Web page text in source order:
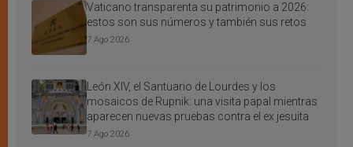
Vaticano transparenta su patrimonio a 2026:
estos son sus números y también sus retos
7 Ago 2026
León XIV, el Santuario de Lourdes y los
mosaicos de Rupnik: una visita papal mientras
aparecen nuevas pruebas contra el ex jesuita
7 Ago 2026